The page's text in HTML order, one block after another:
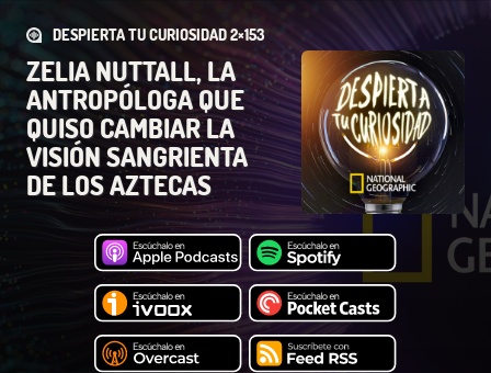
DESPIERTA TU CURIOSIDAD 2×153
ZELIA NUTTALL, LA
ANTROPÓLOGA QUE
QUISO CAMBIAR LA
VISIÓN SANGRIENTA
DE LOS AZTECAS